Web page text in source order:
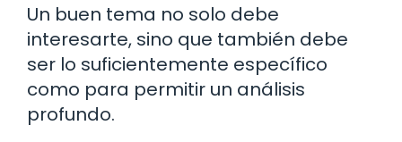
Un buen tema no solo debe
interesarte, sino que también debe
ser lo suficientemente específico
como para permitir un análisis
profundo.